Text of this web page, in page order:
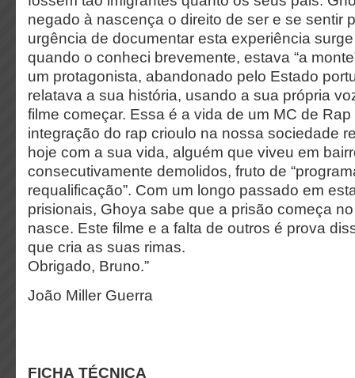
negado à nascença o direito de ser e se sentir
urgência de documentar esta experiência
quando o conheci brevemente, estava “a
um protagonista, abandonado pelo Estado
relatava a sua história, usando a sua própria
filme começar. Essa é a vida de um MC de Rap
integração do rap crioulo na nossa sociedade
hoje com a sua vida, alguém que viveu em
consecutivamente demolidos, fruto de
requalificação”. Com um longo passado em
prisionais, Ghoya sabe que a prisão começa
nasce. Este filme e a falta de outros é prova
que cria as suas rimas.
Obrigado, Bruno.”
João Miller Guerra
FICHA TÉCNICA